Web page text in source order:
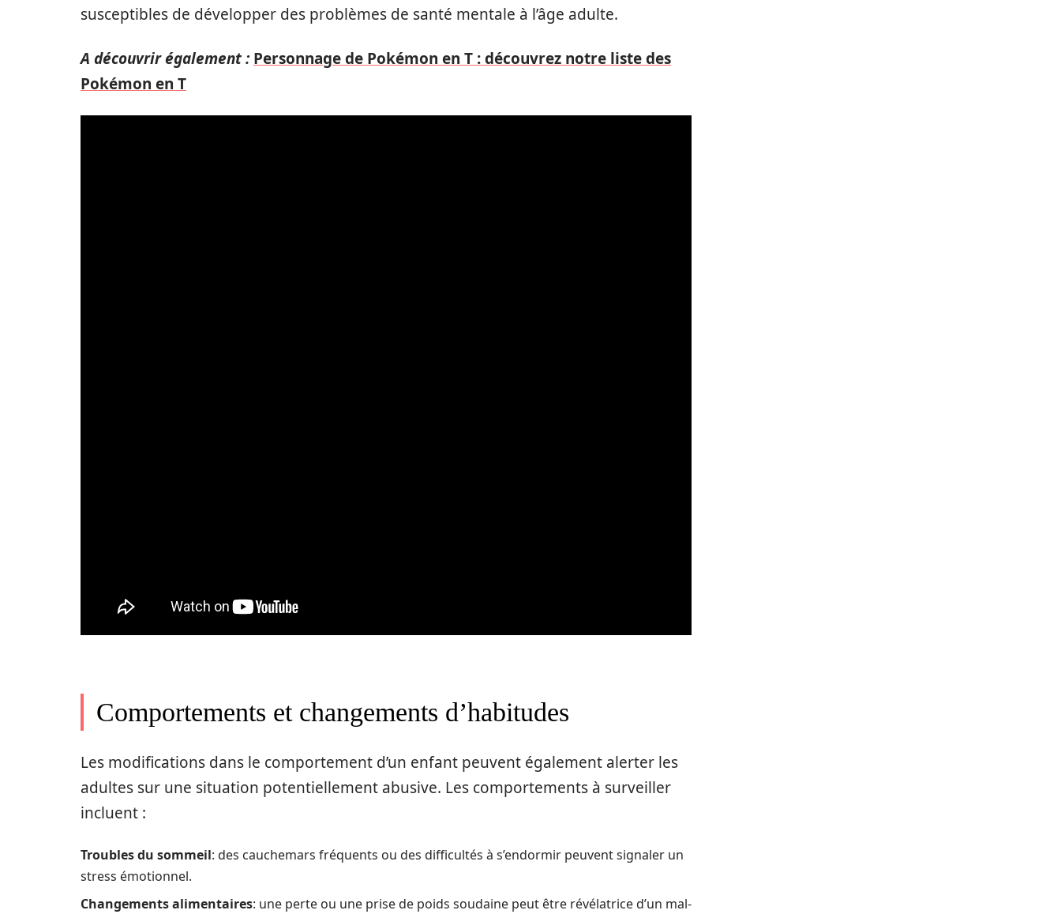
susceptibles de développer des problèmes de santé mentale à l’âge adulte.
A découvrir également : Personnage de Pokémon en T : découvrez notre liste des
Pokémon en T
Comportements et changements d’habitudes
Les modifications dans le comportement d’un enfant peuvent également alerter les
adultes sur une situation potentiellement abusive. Les comportements à surveiller
incluent :
Troubles du sommeil: des cauchemars fréquents ou des difficultés à s’endormir peuvent signaler un
stress émotionnel.
Changements alimentaires: une perte ou une prise de poids soudaine peut être révélatrice d’un mal-